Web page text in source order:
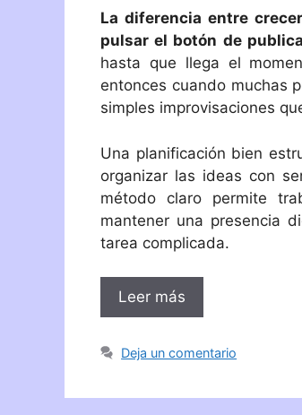
La diferencia entre
pulsar el botón de
hasta que llega el
entonces cuando muchas
simples improvisaciones
Una planificación bien
organizar las ideas con
método claro permite
mantener una presencia
tarea complicada.
Leer más
Deja un comentario